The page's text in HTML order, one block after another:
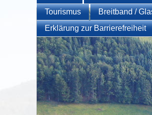
Tourismus
Breitband /
Erklärung zur Barrierefreiheit